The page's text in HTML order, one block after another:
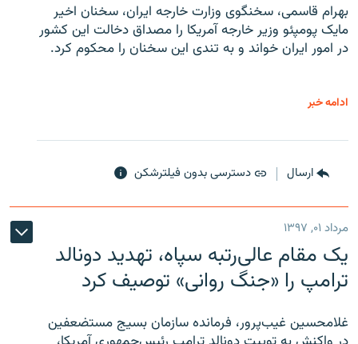
بهرام قاسمی، سخنگوی وزارت خارجه ایران، سخنان اخیر
مایک پومپئو وزیر خارجه آمریکا را مصداق دخالت این کشور
در امور ایران خواند و به تندی این سخنان را محکوم کرد.
ادامه خبر
ارسال دسترسی بدون فیلترشکن
مرداد ۰۱, ۱۳۹۷
یک مقام عالی‌رتبه سپاه، تهدید دونالد
ترامپ را «جنگ روانی» توصیف کرد
غلامحسین غیب‌پرور، فرمانده سازمان بسیج مستضعفین